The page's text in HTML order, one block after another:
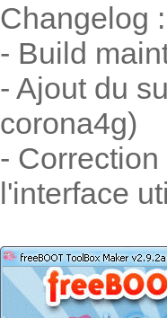
Changelog :
- Build
- Ajout du
corona4g)
-
l'interface